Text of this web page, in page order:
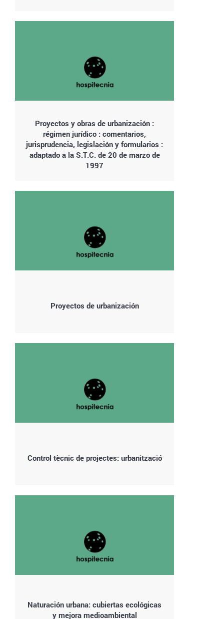
Proyectos y obras de urbanización :
régimen jurídico : comentarios,
jurisprudencia, legislación y formularios :
adaptado a la S.T.C. de 20 de marzo de
1997
Proyectos de urbanización
Control tècnic de projectes: urbanització
Naturación urbana: cubiertas ecológicas
y mejora medioambiental